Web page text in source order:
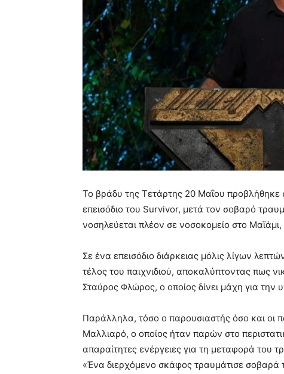
Το βράδυ της Τετάρτης 20 Μαΐου προβλήθηκε
επεισόδιο του Survivor, μετά τον σοβαρό
νοσηλεύεται πλέον σε νοσοκομείο στο
Σε ένα επεισόδιο διάρκειας μόλις λίγων
τέλος του παιχνιδιού, αποκαλύπτοντας πως
Σταύρος Φλώρος, ο οποίος δίνει μάχη για την
Παράλληλα, τόσο ο παρουσιαστής όσο και
Μαλλιαρό, ο οποίος ήταν παρών στο
απαραίτητες ενέργειες για τη μεταφορά του
«Ένα διερχόμενο σκάφος τραυμάτισε